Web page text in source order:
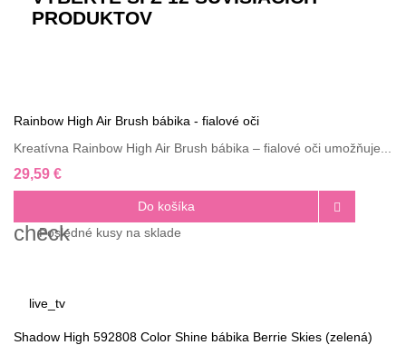
PRODUKTOV
Rainbow High Air Brush bábika - fialové oči
Kreatívna Rainbow High Air Brush bábika – fialové oči umožňuje...
29,59 €
Do košíka 
check
Posledné kusy na sklade
live_tv
Shadow High 592808 Color Shine bábika Berrie Skies (zelená)